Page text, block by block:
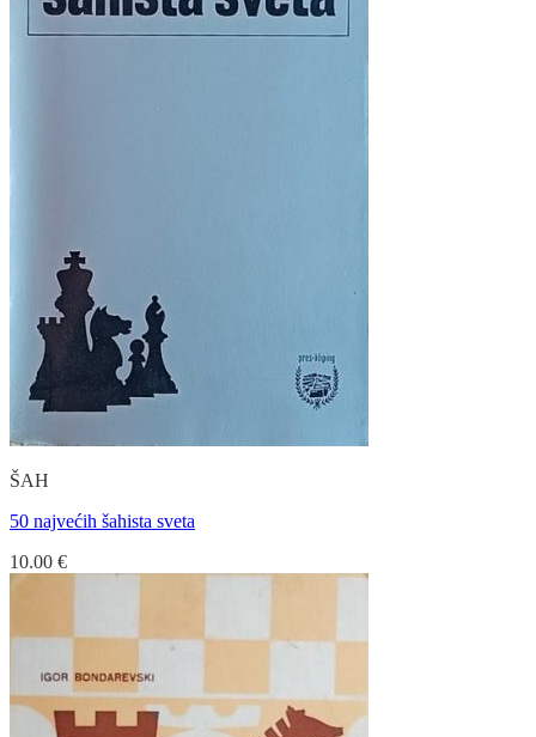
ŠAH
50 najvećih šahista sveta
10.00 €